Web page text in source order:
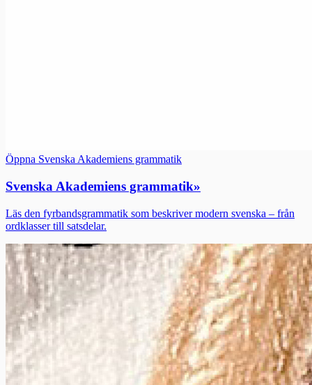
Öppna Svenska Akademiens grammatik
Svenska Akademiens grammatik»
Läs den fyrbandsgrammatik som beskriver modern svenska – från
ordklasser till satsdelar.